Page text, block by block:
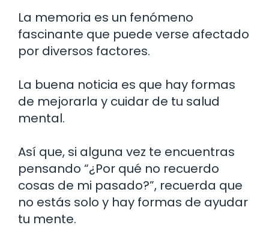
La memoria es un fenómeno
fascinante que puede verse afectado
por diversos factores.
La buena noticia es que hay formas
de mejorarla y cuidar de tu salud
mental.
Así que, si alguna vez te encuentras
pensando “¿Por qué no recuerdo
cosas de mi pasado?”, recuerda que
no estás solo y hay formas de ayudar
tu mente.